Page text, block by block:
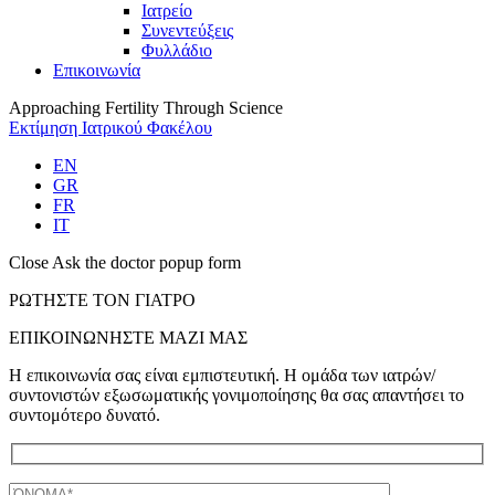
Iατρείο
Συνεντεύξεις
Φυλλάδιο
Επικοινωνία
Approaching Fertility Through Science
Εκτίμηση Ιατρικού Φακέλου
EN
GR
FR
IT
Close Ask the doctor popup form
ΡΩΤΗΣΤΕ ΤΟΝ ΓΙΑΤΡΟ
ΕΠΙΚΟΙΝΩΝΗΣΤΕ ΜΑΖΙ ΜΑΣ
Η επικοινωνία σας είναι εμπιστευτική. Η ομάδα των ιατρών/
συντονιστών εξωσωματικής γονιμοποίησης θα σας απαντήσει το
συντομότερο δυνατό.
Ονομα